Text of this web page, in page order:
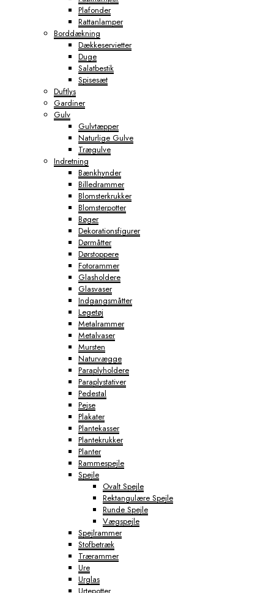
Plafonder
Rattanlamper
Borddækning
Dækkeservietter
Duge
Salatbestik
Spisesæt
Duftlys
Gardiner
Gulv
Gulvtæpper
Naturlige Gulve
Trægulve
Indretning
Bænkhynder
Billedrammer
Blomsterkrukker
Blomsterpotter
Bøger
Dekorationsfigurer
Dørmåtter
Dørstoppere
Fotorammer
Glasholdere
Glasvaser
Indgangsmåtter
Legetøj
Metalrammer
Metalvaser
Mursten
Naturvægge
Paraplyholdere
Paraplystativer
Pedestal
Pejse
Plakater
Plantekasser
Plantekrukker
Planter
Rammespejle
Spejle
Ovalt Spejle
Rektangulære Spejle
Runde Spejle
Vægspejle
Spejlrammer
Stofbetræk
Trærammer
Ure
Urglas